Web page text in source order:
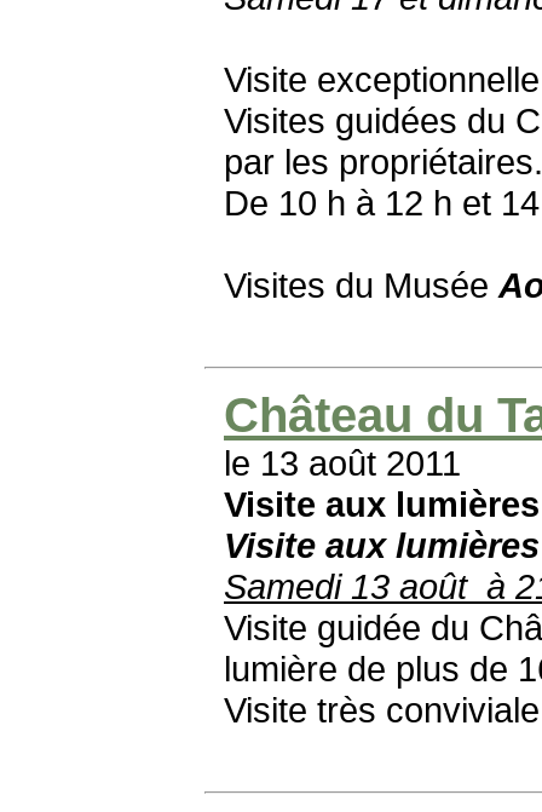
Visite
Visites guidées du
par les propriétaires.
De 10 h à 12 h et
Visites du Musée
Château du
le 13 août 2011
Visite aux lumières
Visite aux lumières
Samedi 13 août à
Visite guidée du
lumière de plus de
Visite très